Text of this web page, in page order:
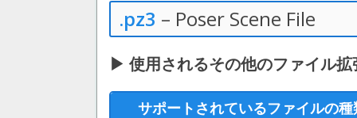
.pz3 – Poser Scene File
▶ 使用されるその他のファイル
サポートされているファイルの種